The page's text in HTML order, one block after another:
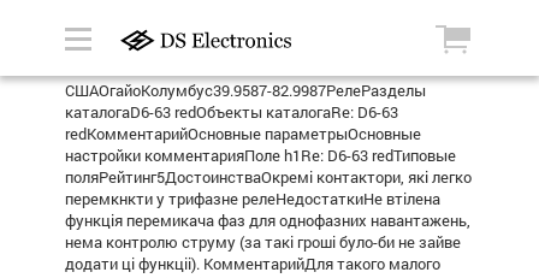
СШАОгайоКолумбус39.9587-82.9987РелеРазделы
каталогаD6-63 redОбъекты каталогаRe: D6-63
redКомментарийОсновные параметрыОсновные
настройки комментарияПоле h1Re: D6-63 redТиповые
поляРейтинг5ДостоинстваОкремi контактори, якi легко
перемкнкти у трифазне релеНедостаткиНе втiлена
функцiя перемикача фаз для однофазних навантажень,
нема контролю струму (за такi грошi було-би не зайве
додати цi функцii). КомментарийДля такого малого